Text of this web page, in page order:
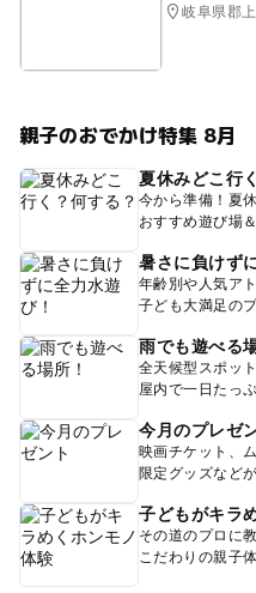
岐阜県郡
親子のおでかけ特集 8月
夏休みどこ行
今から準備！夏
おすすめ遊び場
暑さに負けず
年齢別や人気ア
子ども大満足の
雨でも遊べる
全天候型スポッ
屋内で一日たっ
今月のプレゼ
映画チケット、
限定グッズなど
子どもがキラ
その道のプロに
こだわりの親子